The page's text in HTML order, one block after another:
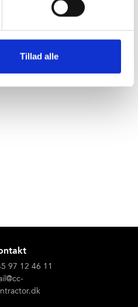
Tillad alle
97 12 46 11